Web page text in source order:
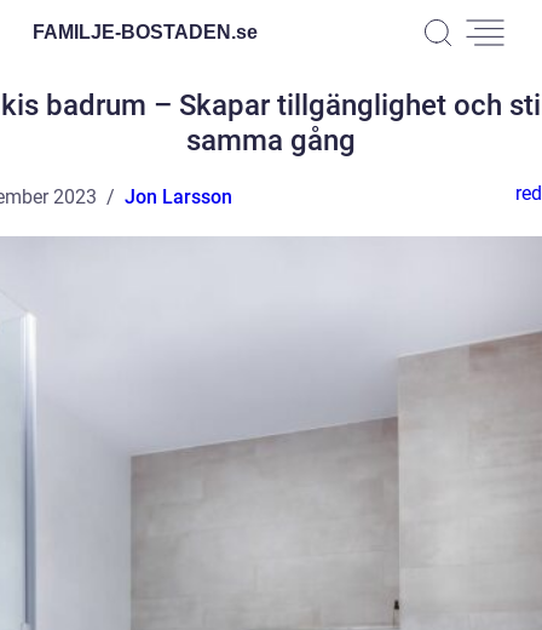
FAMILJE-BOSTADEN.se
badrum – Skapar tillgänglighet och
samma gång
2023 Jon Larsson